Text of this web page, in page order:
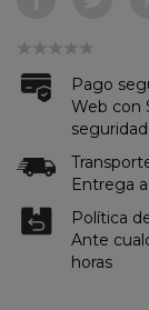
Pago
Web con
Entrega
Política
Ante
horas